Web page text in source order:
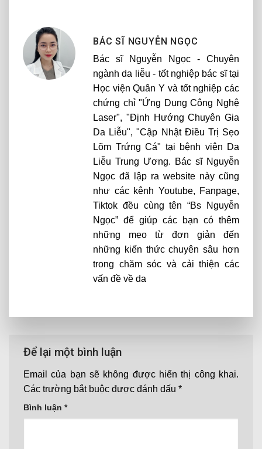
BÁC SĨ NGUYỄN NGỌC
Bác sĩ Nguyễn Ngọc - Chuyên
ngành da liễu - tốt nghiệp bác sĩ tại
Học viện Quân Y và tốt nghiệp các
chứng chỉ "Ứng Dụng Công Nghệ
Laser", "Định Hướng Chuyên Gia
Da Liễu", "Cập Nhật Điều Trị Sẹo
Lõm Trứng Cá" tại bệnh viện Da
Liễu Trung Ương. Bác sĩ Nguyễn
Ngọc đã lập ra website này cũng
như các kênh Youtube, Fanpage,
Tiktok đều cùng tên “Bs Nguyễn
Ngọc” để giúp các bạn có thêm
những mẹo từ đơn giản đến
những kiến thức chuyên sâu hơn
trong chăm sóc và cải thiện các
vấn đề về da
Để lại một bình luận
Email của bạn sẽ không được hiển thị công khai.
Các trường bắt buộc được đánh dấu *
Bình luận *